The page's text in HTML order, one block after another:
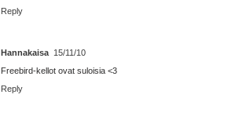
Reply
Hannakaisa 15/11/10
Freebird-kellot ovat suloisia <3
Reply